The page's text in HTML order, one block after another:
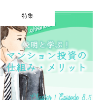
特集